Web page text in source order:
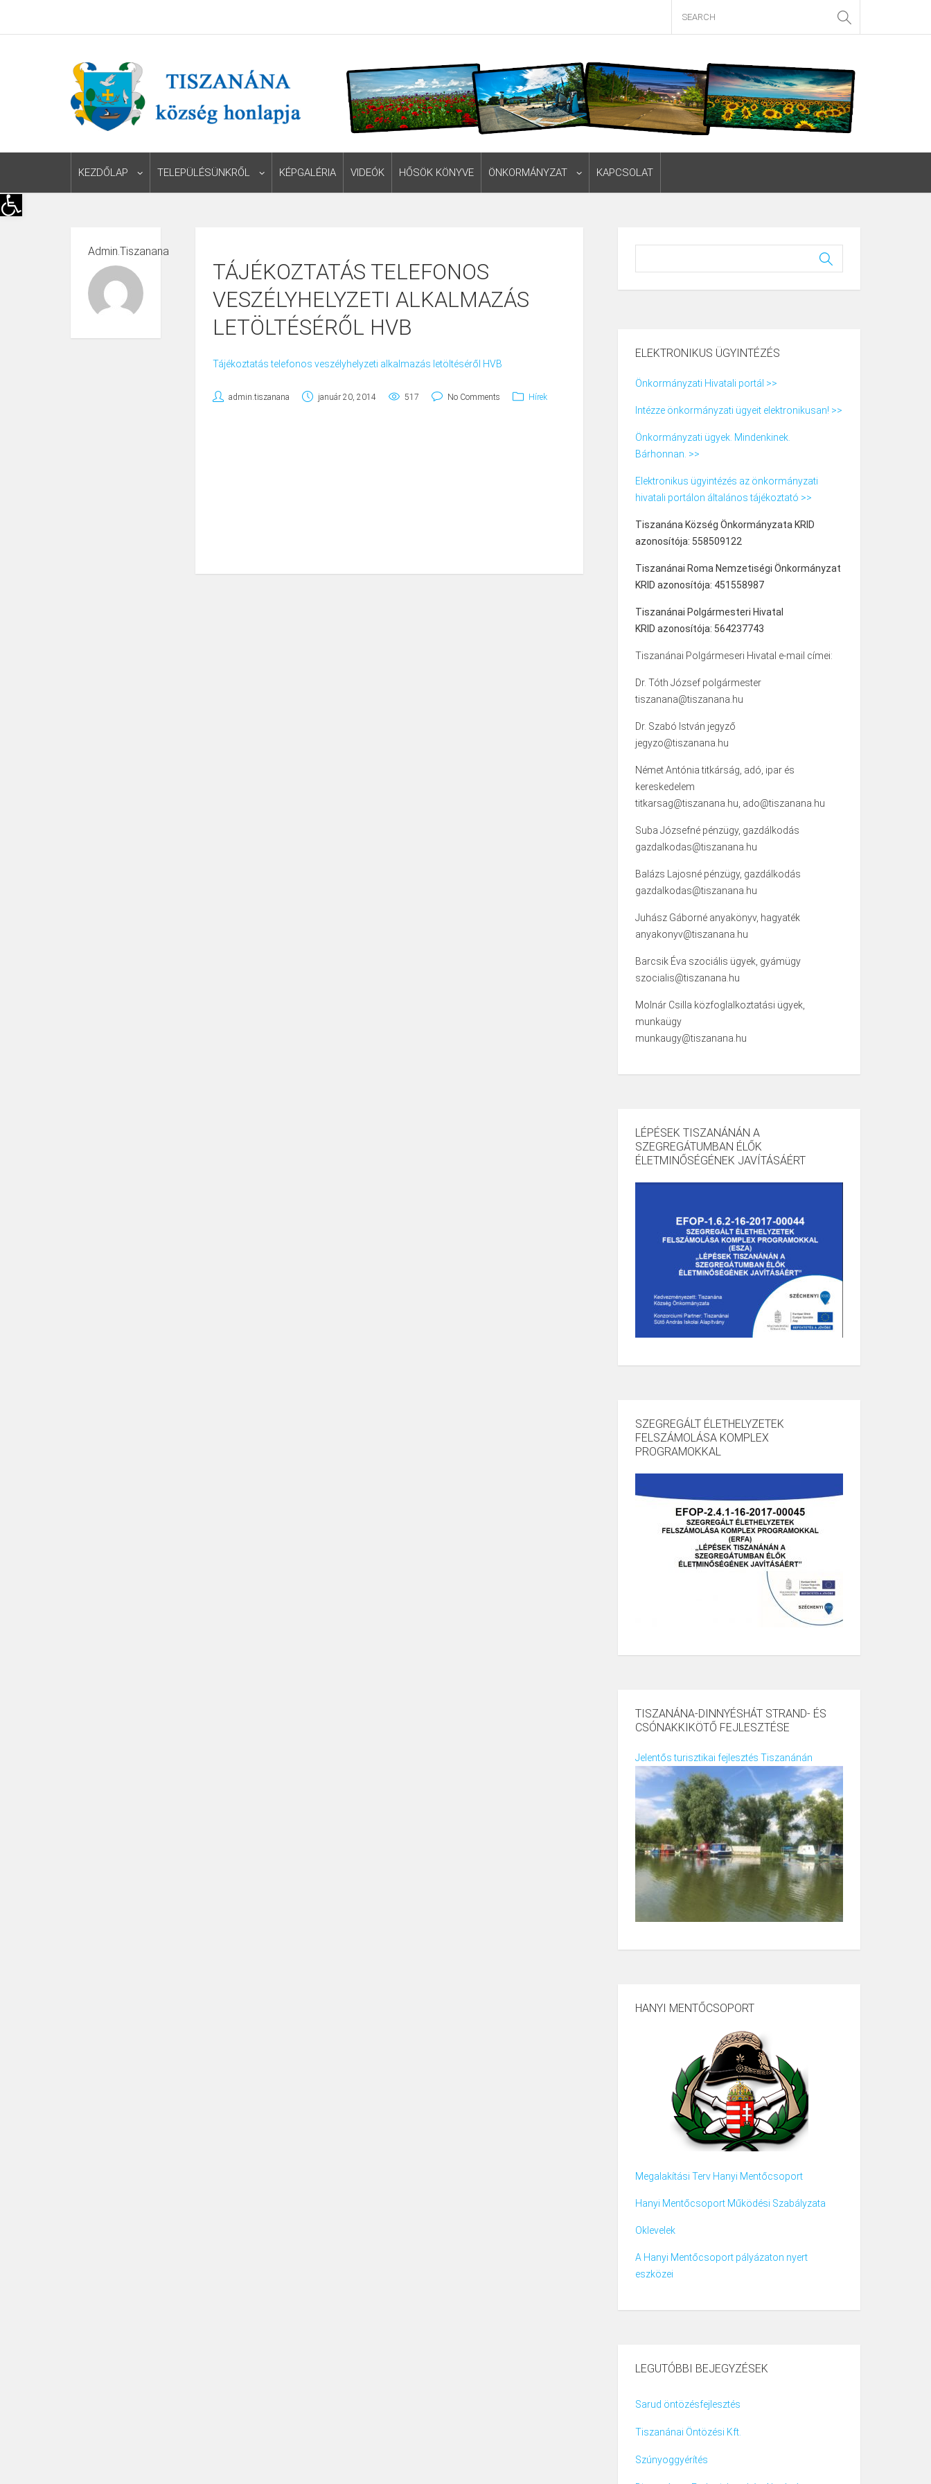
Eszköztár megnyitása
KEZDŐLAP TELEPÜLÉSÜNKRŐL KÉPGALÉRIA VIDEÓK HŐSÖK KÖNYVE ÖNKORMÁNYZAT KAPCSOLAT
Admin.tiszanana
TÁJÉKOZTATÁS TELEFONOS
VESZÉLYHELYZETI ALKALMAZÁS
LETÖLTÉSÉRŐL HVB
Tájékoztatás telefonos veszélyhelyzeti alkalmazás letöltéséről HVB
admin.tiszanana január 20, 2014 517 No Comments Hírek
ELEKTRONIKUS ÜGYINTÉZÉS
Önkormányzati Hivatali portál >>
Intézze önkormányzati ügyeit elektronikusan! >>
Önkormányzati ügyek. Mindenkinek.
Bárhonnan. >>
Elektronikus ügyintézés az önkormányzati
hivatali portálon általános tájékoztató >>
Tiszanána Község Önkormányzata KRID
azonosítója: 558509122
Tiszanánai Roma Nemzetiségi Önkormányzat
KRID azonosítója: 451558987
Tiszanánai Polgármesteri Hivatal
KRID azonosítója: 564237743
Tiszanánai Polgármeseri Hivatal e-mail címei:
Dr. Tóth József polgármester
tiszanana@tiszanana.hu
Dr. Szabó István jegyző
jegyzo@tiszanana.hu
Német Antónia titkárság, adó, ipar és
kereskedelem
titkarsag@tiszanana.hu, ado@tiszanana.hu
Suba Józsefné pénzügy, gazdálkodás
gazdalkodas@tiszanana.hu
Balázs Lajosné pénzügy, gazdálkodás
gazdalkodas@tiszanana.hu
Juhász Gáborné anyakönyv, hagyaték
anyakonyv@tiszanana.hu
Barcsik Éva szociális ügyek, gyámügy
szocialis@tiszanana.hu
Molnár Csilla közfoglalkoztatási ügyek,
munkaügy
munkaugy@tiszanana.hu
LÉPÉSEK TISZANÁNÁN A
SZEGREGÁTUMBAN ÉLŐK
ÉLETMINŐSÉGÉNEK JAVÍTÁSÁÉRT
SZEGREGÁLT ÉLETHELYZETEK
FELSZÁMOLÁSA KOMPLEX
PROGRAMOKKAL
TISZANÁNA-DINNYÉSHÁT STRAND- ÉS
CSÓNAKKIKÖTŐ FEJLESZTÉSE
Jelentős turisztikai fejlesztés Tiszanánán
HANYI MENTŐCSOPORT
Megalakítási Terv Hanyi Mentőcsoport
Hanyi Mentőcsoport Működési Szabályzata
Oklevelek
A Hanyi Mentőcsoport pályázaton nyert
eszközei
LEGUTÓBBI BEJEGYZÉSEK
Sarud öntözésfejlesztés
Tiszanánai Öntözési Kft.
Szúnyoggyérítés